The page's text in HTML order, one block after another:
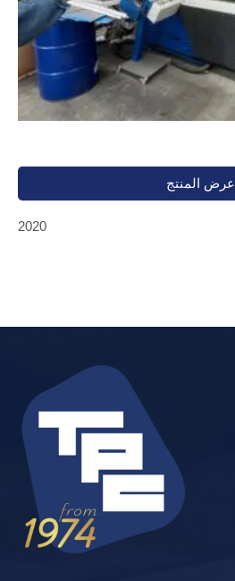
عرض المنتج
2020